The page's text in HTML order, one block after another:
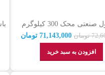
باسکول صنعتی محک 300 کیلوگرم
(گارانتی اصالت کالا)
تومان 71,143,000 تومان
افزودن به سبد خرید